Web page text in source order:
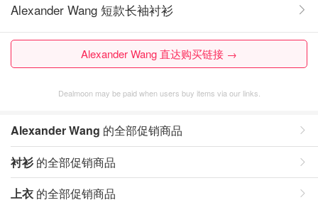
Alexander Wang 短款长袖衬衫
Alexander Wang 直达购买链接 →
Dealmoon may be paid when users buy items via our links.
Alexander Wang 的全部促销商品
衬衫的全部促销商品
上衣 的全部促销商品